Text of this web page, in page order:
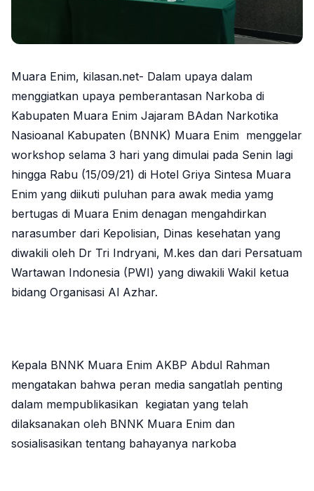
Muara Enim, kilasan.net- Dalam upaya dalam
menggiatkan upaya pemberantasan Narkoba di
Kabupaten Muara Enim Jajaram BAdan Narkotika
Nasioanal Kabupaten (BNNK) Muara Enim menggelar
workshop selama 3 hari yang dimulai pada Senin lagi
hingga Rabu (15/09/21) di Hotel Griya Sintesa Muara
Enim yang diikuti puluhan para awak media yamg
bertugas di Muara Enim denagan mengahdirkan
narasumber dari Kepolisian, Dinas kesehatan yang
diwakili oleh Dr Tri Indryani, M.kes dan dari Persatuam
Wartawan Indonesia (PWI) yang diwakili Wakil ketua
bidang Organisasi Al Azhar.
Kepala BNNK Muara Enim AKBP Abdul Rahman
mengatakan bahwa peran media sangatlah penting
dalam mempublikasikan kegiatan yang telah
dilaksanakan oleh BNNK Muara Enim dan
sosialisasikan tentang bahayanya narkoba